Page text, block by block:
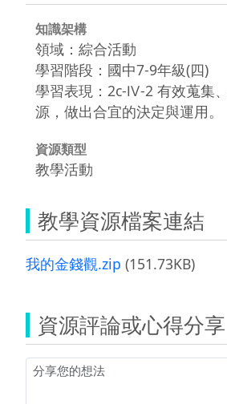
知識架構
領域：綜合活動
學習階段：國中7-9年級(四)
學習表現：2c-Ⅳ-2 有效蒐集
源，做出合宜的決定與運用。
資源類型
教學活動
教學資源檔案連結
我的金錢觀.zip (151.73KB)
資源評論或心得分享